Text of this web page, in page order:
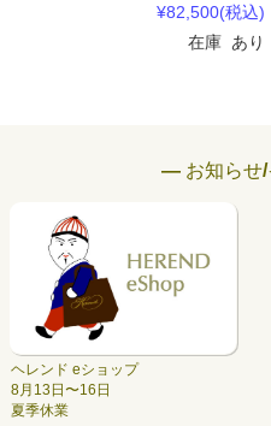
¥82,500(税込)
在庫 あり
― お知らせ
ヘレンド eショップ
8月13日〜16日
夏季休業